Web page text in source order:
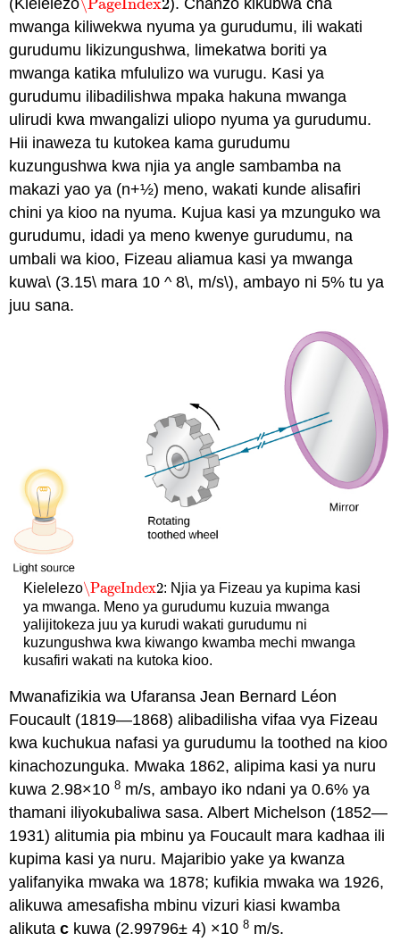
(Kielelezo\PageIndex2
\PageIndex2). Chanzo kikubwa cha
mwanga kiliwekwa nyuma ya gurudumu, ili wakati
gurudumu likizungushwa, limekatwa boriti ya
mwanga katika mfululizo wa vurugu. Kasi ya
gurudumu ilibadilishwa mpaka hakuna mwanga
ulirudi kwa mwangalizi uliopo nyuma ya gurudumu.
Hii inaweza tu kutokea kama gurudumu
kuzungushwa kwa njia ya angle sambamba na
makazi yao ya (n+½) meno, wakati kunde alisafiri
chini ya kioo na nyuma. Kujua kasi ya mzunguko wa
gurudumu, idadi ya meno kwenye gurudumu, na
umbali wa kioo, Fizeau aliamua kasi ya mwanga
kuwa\ (3.15\ mara 10 ^ 8\, m/s\), ambayo ni 5% tu ya
juu sana.
Kielelezo\PageIndex2
\PageIndex2: Njia ya Fizeau ya kupima kasi
ya mwanga. Meno ya gurudumu kuzuia mwanga
yalijitokeza juu ya kurudi wakati gurudumu ni
kuzungushwa kwa kiwango kwamba mechi mwanga
kusafiri wakati na kutoka kioo.
Mwanafizikia wa Ufaransa Jean Bernard Léon
Foucault (1819—1868) alibadilisha vifaa vya Fizeau
kwa kuchukua nafasi ya gurudumu la toothed na kioo
kinachozunguka. Mwaka 1862, alipima kasi ya nuru
kuwa 2.98×108 m/s, ambayo iko ndani ya 0.6% ya
thamani iliyokubaliwa sasa. Albert Michelson (1852—
1931) alitumia pia mbinu ya Foucault mara kadhaa ili
kupima kasi ya nuru. Majaribio yake ya kwanza
yalifanyika mwaka wa 1878; kufikia mwaka wa 1926,
alikuwa amesafisha mbinu vizuri kiasi kwamba
alikutac kuwa (2.99796± 4) ×108 m/s.